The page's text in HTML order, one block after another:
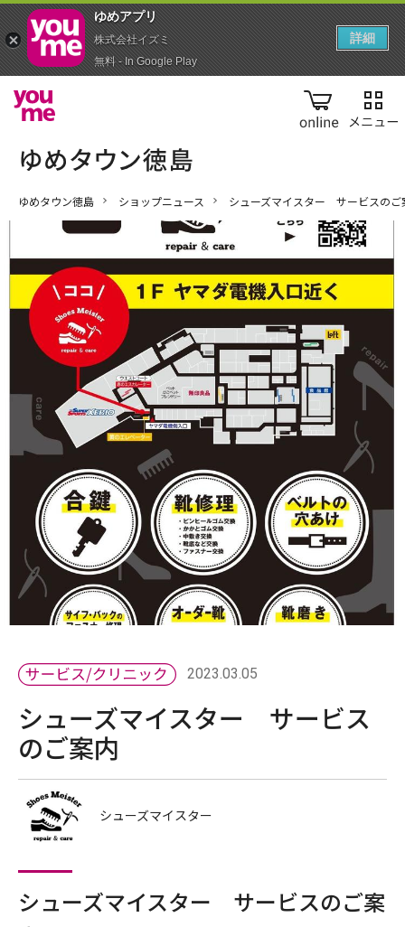
online
ゆめタウン徳島 ショップニュース シューズマイスター サービスのご
2023.03.05
シューズマイスター サービス
のご案内
シューズマイスター
シューズマイスター サービスのご案
ゆめアプ‪リ‬
株式会社イズミ
無料 - In Google Play
詳細